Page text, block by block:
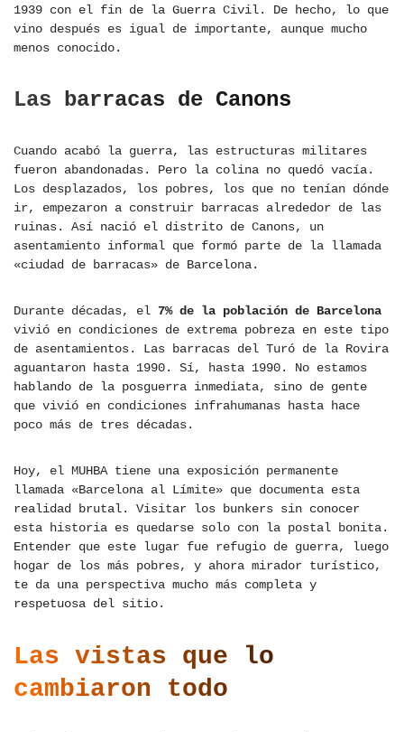
1939 con el fin de la Guerra Civil. De hecho, lo que
vino después es igual de importante, aunque mucho
menos conocido.
Las barracas de Canons
Cuando acabó la guerra, las estructuras militares
fueron abandonadas. Pero la colina no quedó vacía.
Los desplazados, los pobres, los que no tenían dónde
ir, empezaron a construir barracas alrededor de las
ruinas. Así nació el distrito de Canons, un
asentamiento informal que formó parte de la llamada
«ciudad de barracas» de Barcelona.
Durante décadas, el 7% de la población de Barcelona
vivió en condiciones de extrema pobreza en este tipo
de asentamientos. Las barracas del Turó de la Rovira
aguantaron hasta 1990. Sí, hasta 1990. No estamos
hablando de la posguerra inmediata, sino de gente
que vivió en condiciones infrahumanas hasta hace
poco más de tres décadas.
Hoy, el MUHBA tiene una exposición permanente
llamada «Barcelona al Límite» que documenta esta
realidad brutal. Visitar los bunkers sin conocer
esta historia es quedarse solo con la postal bonita.
Entender que este lugar fue refugio de guerra, luego
hogar de los más pobres, y ahora mirador turístico,
te da una perspectiva mucho más completa y
respetuosa del sitio.
Las vistas que lo
cambiaron todo